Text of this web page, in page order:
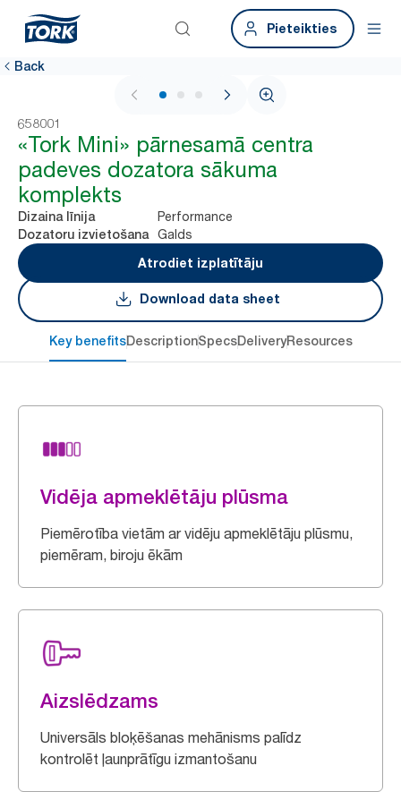
Pieteikties
Back
1 / 3
658001
«Tork Mini» pārnesamā centra
padeves dozatora sākuma
komplekts
Dizaina līnija Performance
Dozatoru izvietošana
Galds
Atrodiet izplatītāju
Download data sheet
Key benefitsDescriptionSpecsDeliveryResources
Vidēja apmeklētāju plūsma
Piemērotība vietām ar vidēju apmeklētāju plūsmu,
piemēram, biroju ēkām
Aizslēdzams
Universāls bloķēšanas mehānisms palīdz
kontrolēt ļaunprātīgu izmantošanu